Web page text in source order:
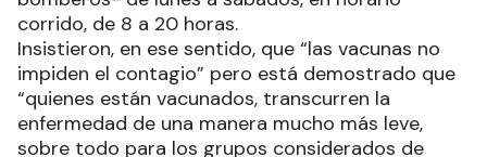
corrido, de 8 a 20 horas.
Insistieron, en ese sentido, que “las vacunas no
impiden el contagio” pero está demostrado que
“quienes están vacunados, transcurren la
enfermedad de una manera mucho más leve,
sobre todo para los grupos considerados de